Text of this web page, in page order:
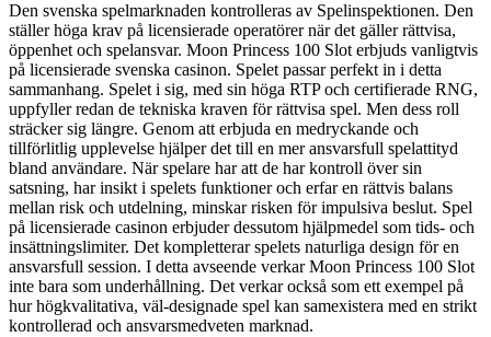
Den svenska spelmarknaden kontrolleras av Spelinspektionen. Den
ställer höga krav på licensierade operatörer när det gäller rättvisa,
öppenhet och spelansvar. Moon Princess 100 Slot erbjuds vanligtvis
på licensierade svenska casinon. Spelet passar perfekt in i detta
sammanhang. Spelet i sig, med sin höga RTP och certifierade RNG,
uppfyller redan de tekniska kraven för rättvisa spel. Men dess roll
sträcker sig längre. Genom att erbjuda en medryckande och
tillförlitlig upplevelse hjälper det till en mer ansvarsfull spelattityd
bland användare. När spelare har att de har kontroll över sin
satsning, har insikt i spelets funktioner och erfar en rättvis balans
mellan risk och utdelning, minskar risken för impulsiva beslut. Spel
på licensierade casinon erbjuder dessutom hjälpmedel som tids- och
insättningslimiter. Det kompletterar spelets naturliga design för en
ansvarsfull session. I detta avseende verkar Moon Princess 100 Slot
inte bara som underhållning. Det verkar också som ett exempel på
hur högkvalitativa, väl-designade spel kan samexistera med en strikt
kontrollerad och ansvarsmedveten marknad.